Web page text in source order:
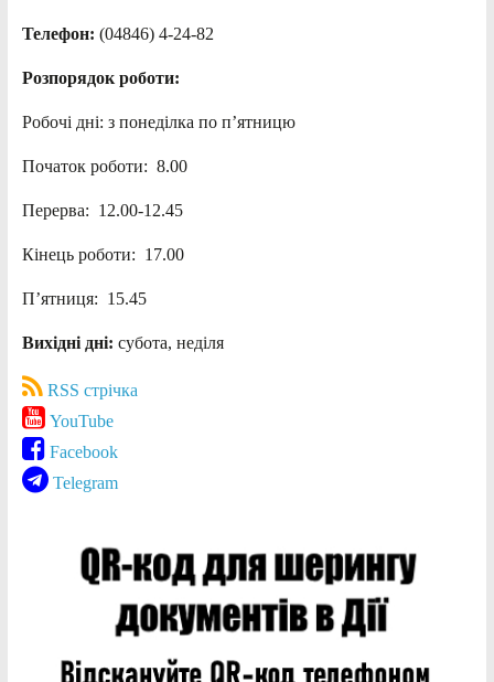
Телефон: (04846) 4-24-82
Розпорядок роботи:
Робочі дні: з понеділка по п’ятницю
Початок роботи: 8.00
Перерва: 12.00-12.45
Кінець роботи: 17.00
П’ятниця: 15.45
Вихідні дні: субота, неділя
RSS стрічка
YouTube
Facebook
Telegram